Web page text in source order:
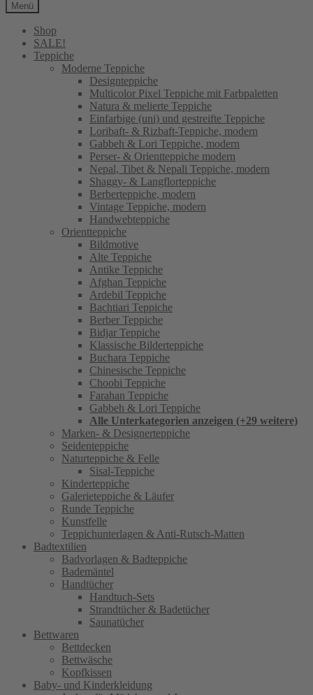
Menü
Shop
SALE!
Teppiche
Moderne Teppiche
Designteppiche
Multicolor Pixel Teppiche mit Farbpaletten
Natura & melierte Teppiche
Einfarbige (uni) und gestreifte Teppiche
Loribaft- & Rizbaft-Teppiche, modern
Gabbeh & Lori Teppiche, modern
Perser- & Orientteppiche modern
Nepal, Tibet & Nepali Teppiche, modern
Shaggy- & Langflorteppiche
Berberteppiche, modern
Vintage Teppiche, modern
Handwebteppiche
Orientteppiche
Bildmotive
Alte Teppiche
Antike Teppiche
Afghan Teppiche
Ardebil Teppiche
Bachtiari Teppiche
Berber Teppiche
Bidjar Teppiche
Klassische Bilderteppiche
Buchara Teppiche
Chinesische Teppiche
Choobi Teppiche
Farahan Teppiche
Gabbeh & Lori Teppiche
Alle Unterkategorien anzeigen (+29 weitere)
Marken- & Designerteppiche
Seidenteppiche
Naturteppiche & Felle
Sisal-Teppiche
Kinderteppiche
Galerieteppiche & Läufer
Runde Teppiche
Kunstfelle
Teppichunterlagen & Anti-Rutsch-Matten
Badtextilien
Badvorlagen & Badteppiche
Bademäntel
Handtücher
Handtuch-Sets
Strandtücher & Badetücher
Saunatücher
Bettwaren
Bettdecken
Bettwäsche
Kopfkissen
Baby- und Kinderkleidung